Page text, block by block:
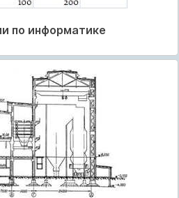
по информатике